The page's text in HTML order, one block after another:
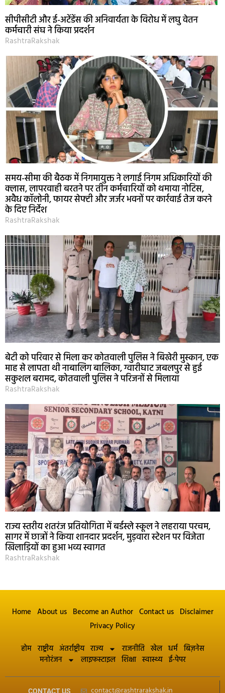
सीपीसीटी और ई-अटेंडेंस की अनिवार्यता के विरोध में लघु वेतन
कर्मचारी संघ ने किया प्रदर्शन
RashtraRakshak
समय-सीमा की बैठक में निगमायुक्त ने लगाई निगम अधिकारियों की
क्लास, लापरवाही बरतने पर तीन कर्मचारियों को थमाया नोटिस,
अवैध कॉलोनी, फायर सेफ्टी और जर्जर भवनों पर कार्रवाई तेज करने
के दिए निर्देश
RashtraRakshak
बेटी को परिवार से मिला कर कोतवाली पुलिस ने बिखेरी मुस्कान, एक
माह से लापता थी नाबालिग बालिका, ग्वारीघाट जबलपुर से हुई
सकुशल बरामद, कोतवाली पुलिस ने परिजनों से मिलाया
RashtraRakshak
राज्य स्तरीय शतरंज प्रतियोगिता में बर्डस्ले स्कूल ने लहराया परचम,
सागर में छात्रों ने किया शानदार प्रदर्शन, मुड़वारा स्टेशन पर विजेता
खिलाड़ियों का हुआ भव्य स्वागत
RashtraRakshak
Home About us Become an Author Contact us Disclaimer
Privacy Policy
होम राष्ट्रीय अंतर्राष्ट्रीय राज्य राजनीति खेल धर्म बिज़नेस
मनोरंजन
लाइफस्टाइल शिक्षा स्वास्थ्य ई-पेपर
CONTACT US